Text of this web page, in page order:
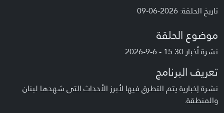
تاريخ الحلقة: 2026-06-09
موضوع الحلقة
نشرة أخبار 15.30 - 6-9-2026
تعريف البرنامج
نشرة إخبارية يتم التطرق فيها لأبرز الأحداث التي شهدها لبنان
والمنطقة.